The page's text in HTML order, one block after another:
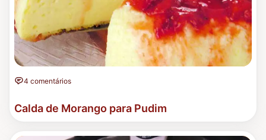
4 comentários
Calda de Morango para Pudim